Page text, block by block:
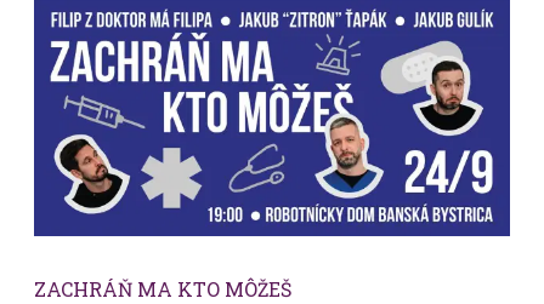
ZACHRÁŇ MA KTO MÔŽEŠ